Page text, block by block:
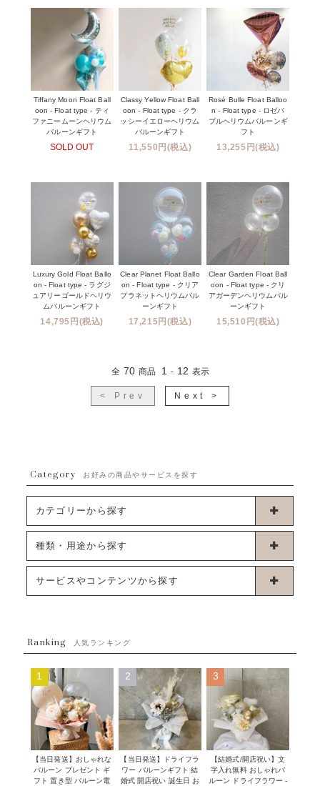
Tiffany Moon Float Ball
oon - Float type - ティ
ファニームーンヘリウム
バルーンギフト
SOLD OUT
Classy Yellow Float Ball
oon - Float type - クラ
ッシーイエローヘリウム
バルーンギフト
11,550円(税込)
Rosé Bulle Float Balloo
n - Float type - ロゼバ
ブルヘリウムバルーンギ
フト
13,255円(税込)
Luxury Gold Float Ballo
on - Float type - ラグジ
ュアリーゴールドヘリウ
ムバルーンギフト
14,795円(税込)
Clear Planet Float Ballo
on - Float type - クリア
プラネットヘリウムバル
ーンギフト
17,215円(税込)
Clear Garden Float Ball
oon - Float type - クリ
アガーデンヘリウムバル
ーンギフト
15,510円(税込)
全 70 商品 1 - 12 表示
< Prev Next >
Category お好みの商品やサービスを探す
カテゴリーから探す
卓上タイプバルーン
ブーケタイプバルーン
ムーンリットバルーン
コンフェッティバルーン
フリンジバルーン
デコレーションセット
プロップスバルーン
種類・用途から探す
お誕生日
開店・周年祝い
発表会・劇場
その他お祝い
クリスマス
サービスやコンテンツから探す
発送について
Q&A
メッセージカード・電報について
オーダーメイドについて
セミオーダーについて
フリンジバルーンについて
Ranking 人気ランキング
1
【当日発送】おしゃれな
バルーン プレゼント ギ
フト 置き型 バルーン電
2
【当日発送】ドライフラ
ワー バルーンギフト 結
婚式 開店祝い 誕生日 お
3
【結婚式/開店祝い】文
字入れ無料 おしゃれバ
ルーン ドライフラワー -